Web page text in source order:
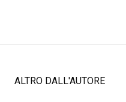
ALTRO DALL'AUTORE